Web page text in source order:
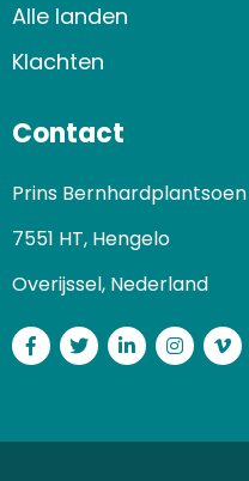
Alle landen
Klachten
Contact
Prins
7551 HT, Hengelo
Overijssel, Nederland
Facebook
TwitterLinkedIn